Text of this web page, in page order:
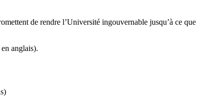
de rendre l’Université ingouvernable jusqu’à ce que
en anglais).